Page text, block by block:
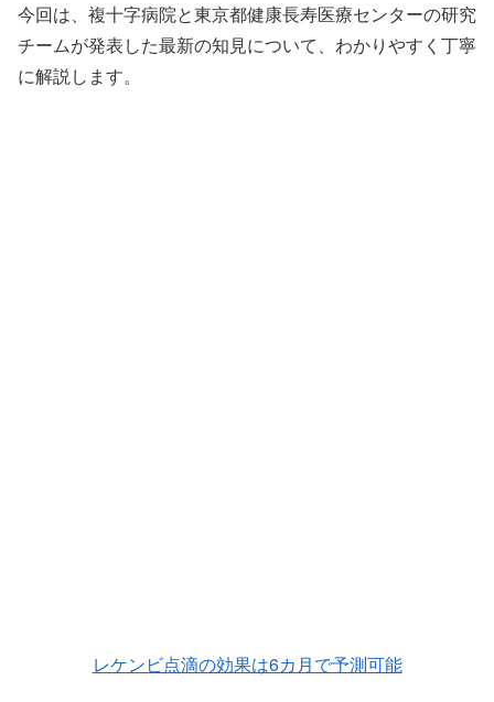
今回は、複十字病院と東京都健康長寿医療センターの研究
チームが発表した最新の知見について、わかりやすく丁寧
に解説します。
レケンビ点滴の効果は6カ月で予測可能